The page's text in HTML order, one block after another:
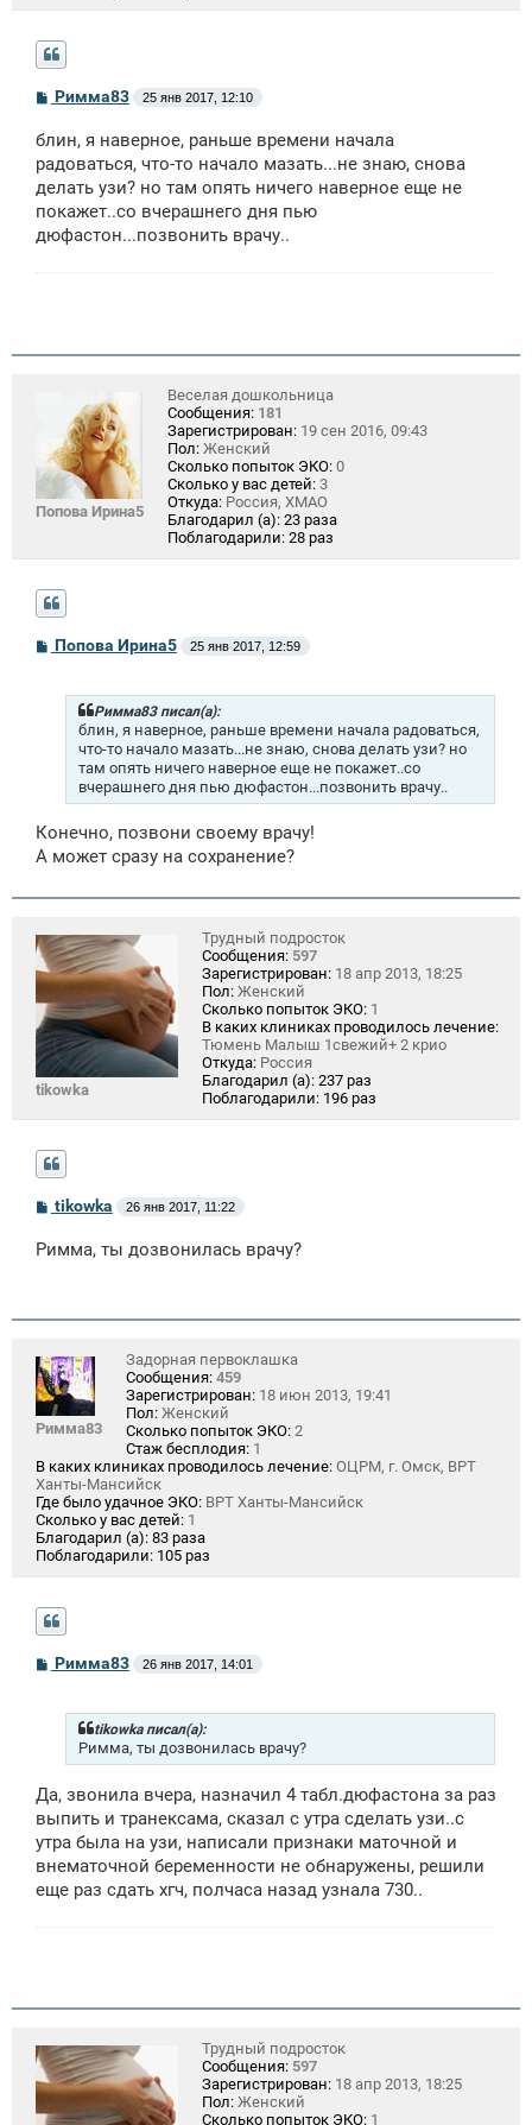
С
б
щ
е
н
и
Римма83 25 янв 2017, 12:10
блин, я наверное, раньше времени начала
радоваться, что-то начало мазать...не знаю, снова
делать узи? но там опять ничего наверное еще не
покажет..со вчерашнего дня пью
дюфастон...позвонить врачу..
Попова Ирина5
Веселая дошкольница
Сообщения: 181
Зарегистрирован: 19 сен 2016, 09:43
Пол: Женский
Сколько попыток ЭКО: 0
Сколько у вас детей: 3
Откуда: Россия, ХМАО
Благодарил (а): 23 раза
Поблагодарили: 28 раз
СПопова Ирина5 25 янв 2017, 12:59
Римма83 писал(а):
блин, я наверное, раньше времени начала радоваться,
что-то начало мазать...не знаю, снова делать узи? но
там опять ничего наверное еще не покажет..со
вчерашнего дня пью дюфастон...позвонить врачу..
Конечно, позвони своему врачу!
А может сразу на сохранение?
tikowka
Трудный подросток
Сообщения: 597
Зарегистрирован: 18 апр 2013, 18:25
Пол: Женский
Сколько попыток ЭКО: 1
В каких клиниках проводилось лечение:
Тюмень Малыш 1свежий+ 2 крио
Откуда: Россия
Благодарил (а): 237 раз
Поблагодарили: 196 раз
С
б
и
tikowka 26 янв 2017, 11:22
Римма, ты дозвонилась врачу?
Римма83
Задорная первоклашка
Сообщения: 459
Зарегистрирован: 18 июн 2013, 19:41
Пол: Женский
Сколько попыток ЭКО: 2
Стаж бесплодия: 1
В каких клиниках проводилось лечение: ОЦРМ, г. Омск, ВРТ
Ханты-Мансийск
Где было удачное ЭКО: ВРТ Ханты-Мансийск
Сколько у вас детей: 1
Благодарил (а): 83 раза
Поблагодарили: 105 раз
С
е
Римма83 26 янв 2017, 14:01
tikowka писал(а):
Римма, ты дозвонилась врачу?
Да, звонила вчера, назначил 4 табл.дюфастона за раз
выпить и транексама, сказал с утра сделать узи..с
утра была на узи, написали признаки маточной и
внематочной беременности не обнаружены, решили
еще раз сдать хгч, полчаса назад узнала 730..
Трудный подросток
Сообщения: 597
Зарегистрирован: 18 апр 2013, 18:25
Пол: Женский
Сколько попыток ЭКО: 1